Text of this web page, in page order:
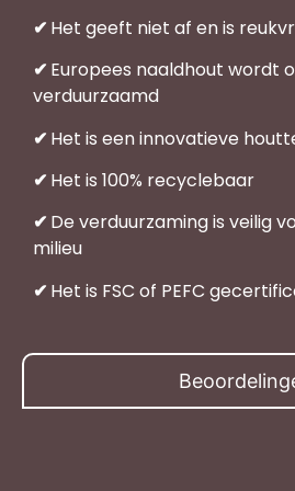
✔ Het geeft niet af en is
✔ Europees naaldhout wordt
verduurzaamd
✔ Het is een innovatieve
✔ Het is 100% recyclebaar
✔ De verduurzaming is veilig
milieu
✔ Het is FSC of PEFC